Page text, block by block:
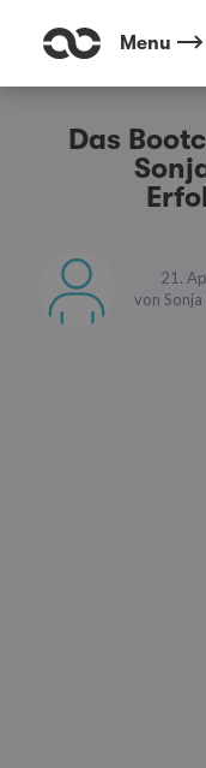
Menu
Das
21.
von